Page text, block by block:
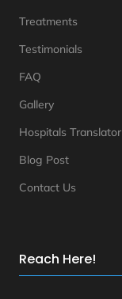
Treatments
Testimonials
FAQ
Gallery
Hospitals Translator
Blog Post
Contact Us
Reach Here!